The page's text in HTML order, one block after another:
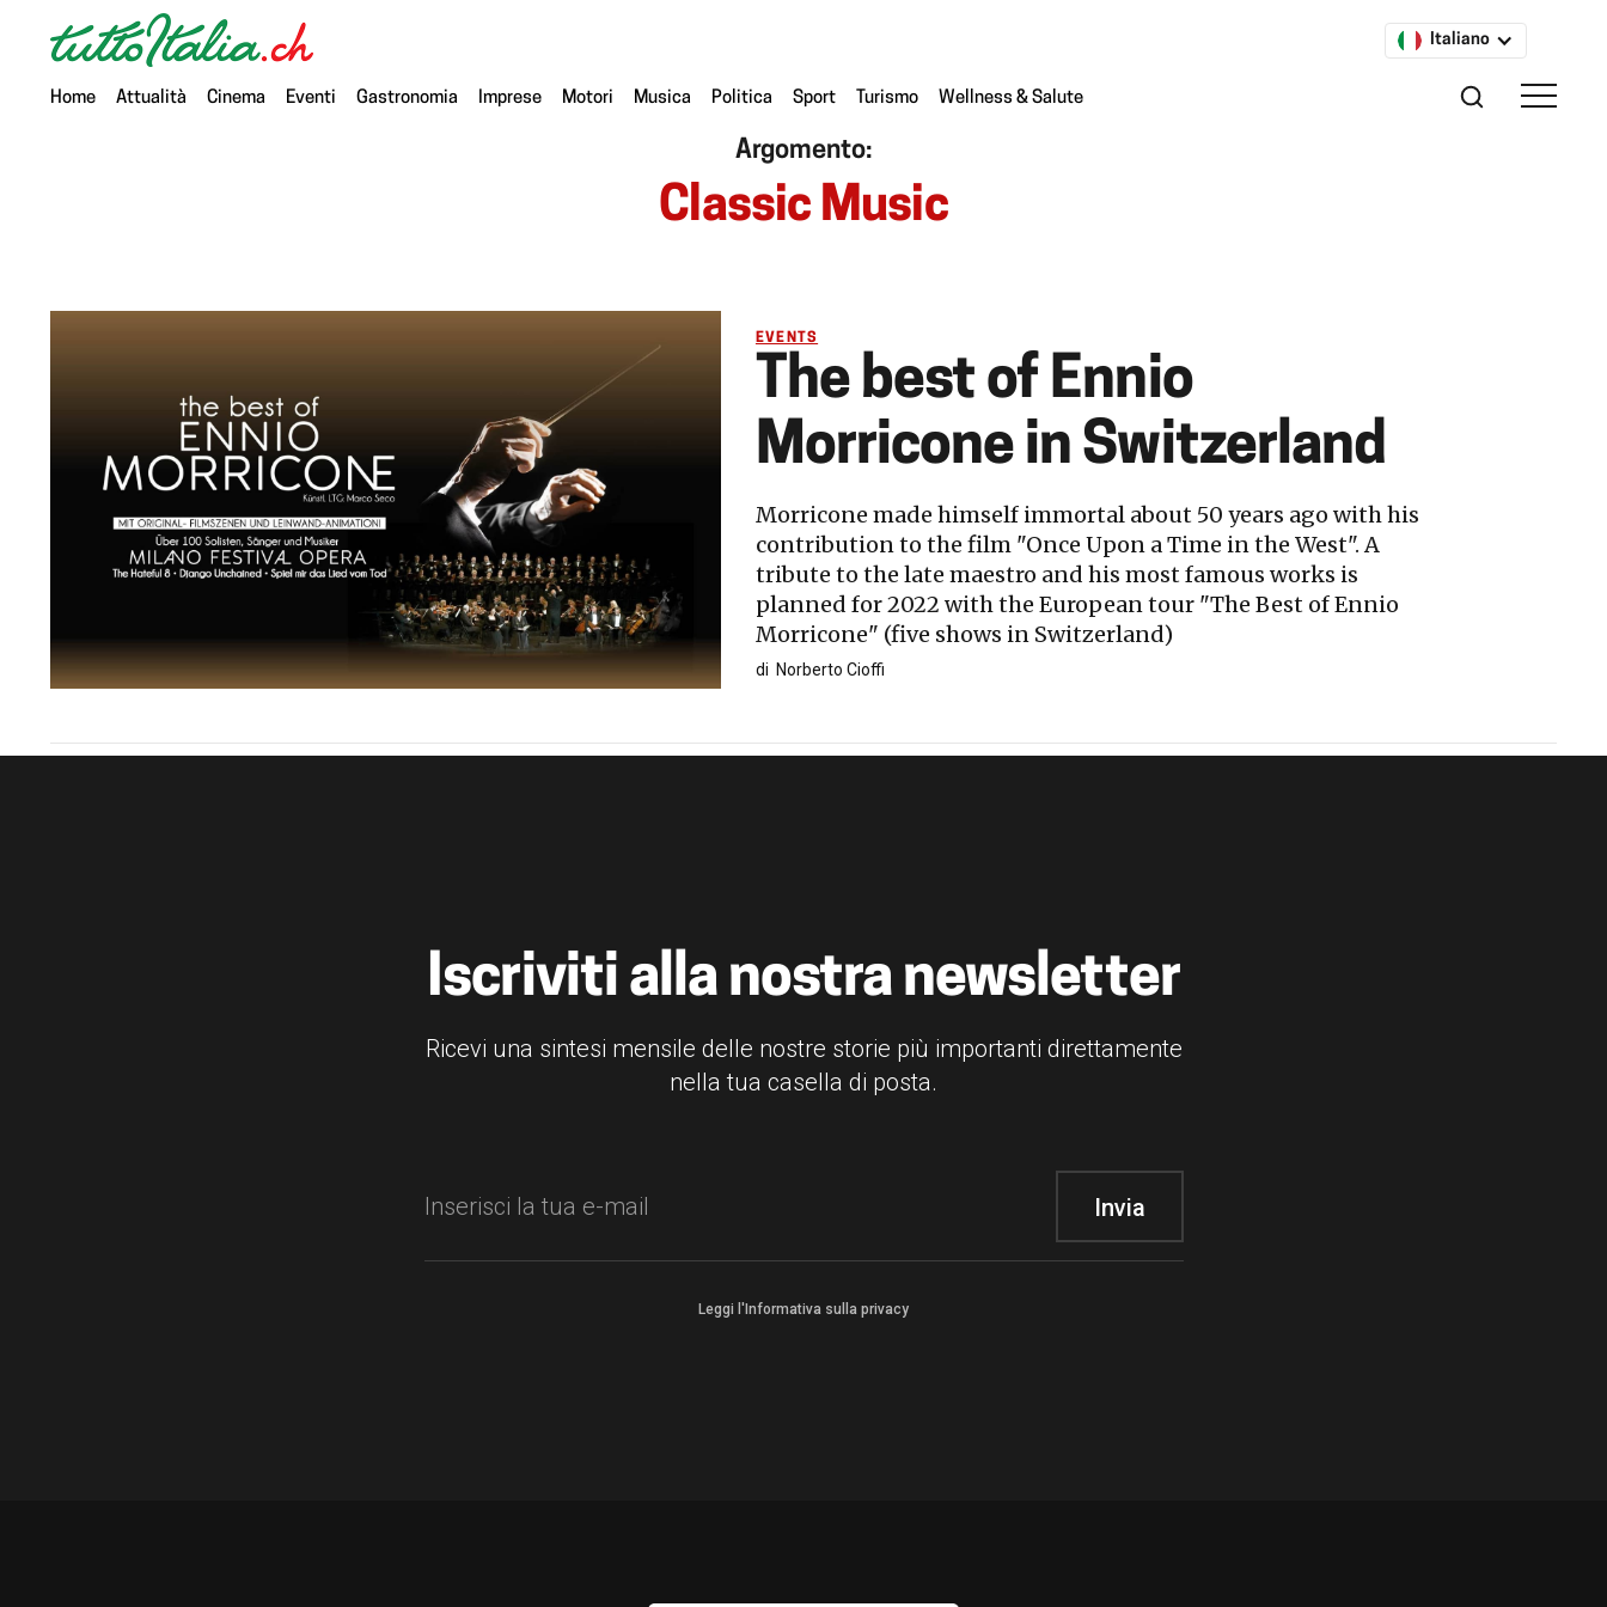
Italiano
Home Attualità Cinema Eventi Gastronomia Imprese Motori Musica Politica Sport Turismo Wellness & Salute
Argomento:
Classic Music
EVENTS
The best of Ennio
Morricone in Switzerland
Morricone made himself immortal about 50 years ago with his
contribution to the film "Once Upon a Time in the West". A
tribute to the late maestro and his most famous works is
planned for 2022 with the European tour "The Best of Ennio
Morricone" (five shows in Switzerland)
di Norberto Cioffi
Iscriviti alla nostra newsletter
Ricevi una sintesi mensile delle nostre storie più importanti direttamente
nella tua casella di posta.
Leggi l'Informativa sulla privacy